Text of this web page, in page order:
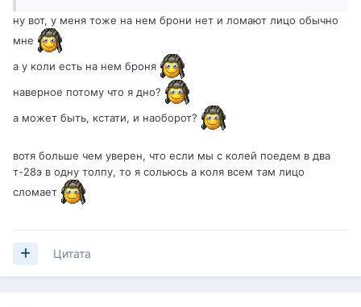
ну вот, у меня тоже на нем брони нет и ломают лицо обычно
мне
а у коли есть на нем броня
наверное потому что я дно?
а может быть, кстати, и наоборот?
вотя больше чем уверен, что если мы с колей поедем в два
т-28э в одну толпу, то я сольюсь а коля всем там лицо
сломает
Цитата